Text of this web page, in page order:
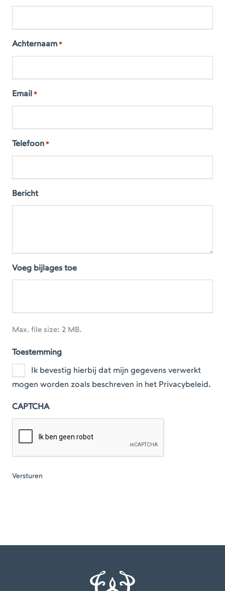
Achternaam *
Email *
Telefoon *
Bericht
Voeg bijlages toe
Max. file size: 2 MB.
Toestemming
Ik bevestig hierbij dat mijn gegevens verwerkt
mogen worden zoals beschreven in het Privacybeleid.
CAPTCHA